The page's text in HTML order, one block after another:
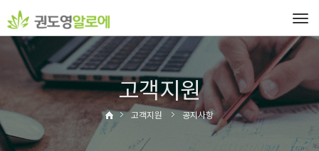
고객지원
고객지원 공지사항